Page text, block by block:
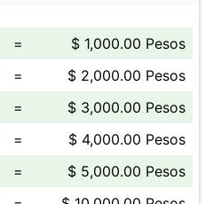
=
$ 1,000.00 Pesos
=
$ 2,000.00 Pesos
=
$ 3,000.00 Pesos
=
$ 4,000.00 Pesos
=
$ 5,000.00 Pesos